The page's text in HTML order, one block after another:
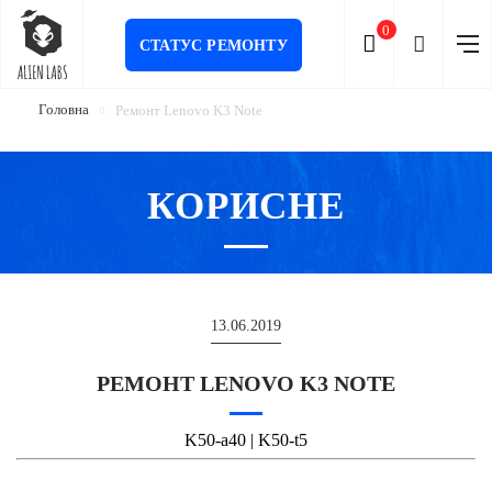
Головна Ремонт Lenovo K3 Note
КОРИСНЕ
13.06.2019
РЕМОНТ LENOVO K3 NOTE
K50-a40 | K50-t5
СТАТУС РЕМОНТУ
0